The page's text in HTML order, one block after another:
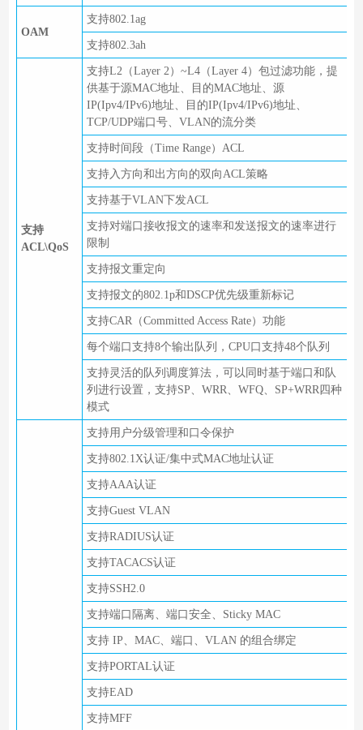
OAM
支持802.1ag
支持802.3ah
支持
ACL\QoS
支持L2（Layer 2）~L4（Layer 4）包过滤功能，提
供基于源MAC地址、目的MAC地址、源
IP(Ipv4/IPv6)地址、目的IP(Ipv4/IPv6)地址、
TCP/UDP端口号、VLAN的流分类
支持时间段（Time Range）ACL
支持入方向和出方向的双向ACL策略
支持基于VLAN下发ACL
支持对端口接收报文的速率和发送报文的速率进行
限制
支持报文重定向
支持报文的802.1p和DSCP优先级重新标记
支持CAR（Committed Access Rate）功能
每个端口支持8个输出队列，CPU口支持48个队列
支持灵活的队列调度算法，可以同时基于端口和队
列进行设置，支持SP、WRR、WFQ、SP+WRR四种
模式
支持用户分级管理和口令保护
支持802.1X认证/集中式MAC地址认证
支持AAA认证
支持Guest VLAN
支持RADIUS认证
支持TACACS认证
支持SSH2.0
支持端口隔离、端口安全、Sticky MAC
支持 IP、MAC、端口、VLAN 的组合绑定
支持PORTAL认证
支持EAD
支持MFF